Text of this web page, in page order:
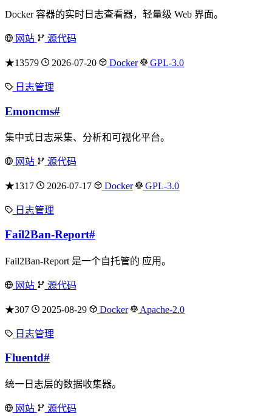
Docker 容器的实时日志查看器，轻量级 Web 界面。
网站 源代码
★13579 2026-07-20 Docker GPL-3.0
日志管理
Emoncms#
集中式日志采集、分析和可视化平台。
网站 源代码
★1317 2026-07-17 Docker GPL-3.0
日志管理
Fail2Ban-Report#
Fail2Ban-Report 是一个自托管的 应用。
网站 源代码
★307 2025-08-29 Docker Apache-2.0
日志管理
Fluentd#
统一日志层的数据收集器。
网站 源代码